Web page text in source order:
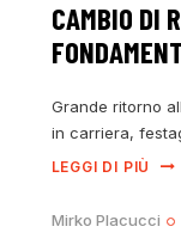
CAMBIO DI
Grande ritorno
in carriera,
LEGGI DI PIÙ
Mirko Placucci